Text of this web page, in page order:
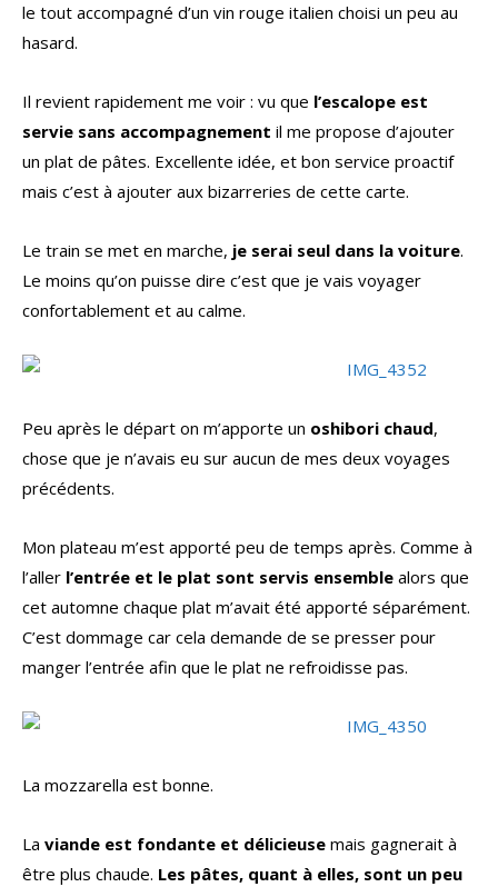
le tout accompagné d’un vin rouge italien choisi un peu au
hasard.
Il revient rapidement me voir : vu que l’escalope est
servie sans accompagnement il me propose d’ajouter
un plat de pâtes. Excellente idée, et bon service proactif
mais c’est à ajouter aux bizarreries de cette carte.
Le train se met en marche, je serai seul dans la voiture.
Le moins qu’on puisse dire c’est que je vais voyager
confortablement et au calme.
Peu après le départ on m’apporte un oshibori chaud,
chose que je n’avais eu sur aucun de mes deux voyages
précédents.
Mon plateau m’est apporté peu de temps après. Comme à
l’aller l’entrée et le plat sont servis ensemble alors que
cet automne chaque plat m’avait été apporté séparément.
C’est dommage car cela demande de se presser pour
manger l’entrée afin que le plat ne refroidisse pas.
La mozzarella est bonne.
La viande est fondante et délicieuse mais gagnerait à
être plus chaude. Les pâtes, quant à elles, sont un peu